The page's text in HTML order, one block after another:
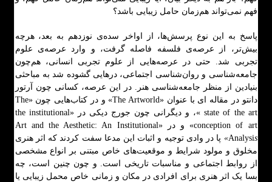
فهم نمی‌تواند هم‌زمان حامل زیبایی باشد؟
پاسخ به این نوع پرسش‌ها، از اواخر سده‌ی نوزدهم به بعد، هرچه
بیش‌تر، از عرصه‌ی فلسفه فاصله گرفت، و وارد عرصه‌ی علوم
تجربی شد. حتی در عرصه‌هایی از علوم تجربی انسانی، هم‌چون
جامعه‌شناسی و روان‌شناسی اجتماعی، درهایی گشوده شد به مباحثی
بنیادین از منظر جامعه‌شناسی هنر. در این عرصه، کسانی چون آرتور
دانتو در مقاله ای با عنوان «The Artworld» و در کتاب‌هایی چون «The
state of the art »، و دیگرانی چون جورج دیکی در «the institutional
conception of art» و در «Art and the Aesthetic: An Institutional
Analysis
» پا در وادی توجیه و اثبات این مدعا سفت کردند که اثر هنری
مخلوق و مولود شرایط و موقعیت‌های خاص مبتنی بر انواع مشخصی
از روابط اجتماعی و مناسبات تاریخی است. و چون چنین است، چه
بسا یک اثر هنری برای افرادی در مکان و زمانی خاص محمل زیبایی یا